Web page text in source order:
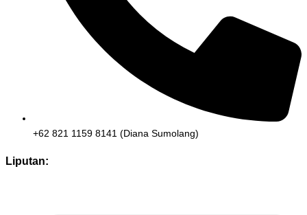
+62 821 1159 8141 (Diana Sumolang)
Liputan: